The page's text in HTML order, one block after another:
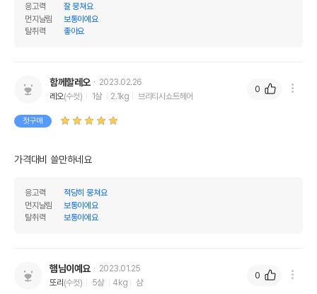
응고력
잘 뭉쳐요
먼지날림
보통이에요
탈취력
좋아요
함께할레오
2023.02.26
레오(수컷) 1살 2.1kg 브리티시쇼트헤어
첫구매
가격대비 쓸만하네요
응고력
적당히 뭉쳐요
먼지날림
보통이에요
탈취력
보통이에요
0
햄님이예요
2023.01.25
또리(수컷) 5살 4kg 샴
0